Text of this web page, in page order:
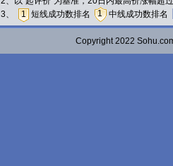
3、
1 短线成功数排名 1 中线成功数排名
Copyright 2022